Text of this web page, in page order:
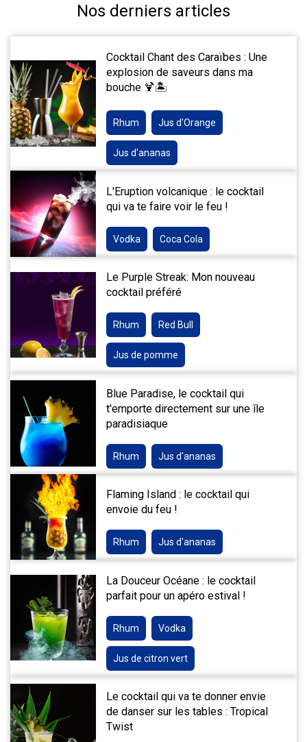
Nos derniers articles
Cocktail Chant des Caraïbes : Une
explosion de saveurs dans ma
bouche 🍹🏝️
Rhum Jus d'Orange
Jus d'ananas
L'Eruption volcanique : le cocktail
qui va te faire voir le feu !
Vodka Coca Cola
Le Purple Streak: Mon nouveau
cocktail préféré
Rhum Red Bull
Jus de pomme
Blue Paradise, le cocktail qui
t'emporte directement sur une île
paradisiaque
Rhum Jus d'ananas
Flaming Island : le cocktail qui
envoie du feu !
Rhum Jus d'ananas
La Douceur Océane : le cocktail
parfait pour un apéro estival !
Rhum Vodka
Jus de citron vert
Le cocktail qui va te donner envie
de danser sur les tables : Tropical
Twist